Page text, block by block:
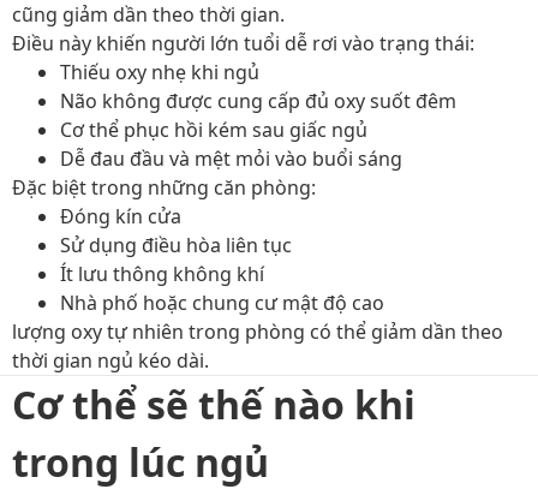
cũng giảm dần theo thời gian.
Điều này khiến người lớn tuổi dễ rơi vào trạng thái:
Thiếu oxy nhẹ khi ngủ
Não không được cung cấp đủ oxy suốt đêm
Cơ thể phục hồi kém sau giấc ngủ
Dễ đau đầu và mệt mỏi vào buổi sáng
Đặc biệt trong những căn phòng:
Đóng kín cửa
Sử dụng điều hòa liên tục
Ít lưu thông không khí
Nhà phố hoặc chung cư mật độ cao
lượng oxy tự nhiên trong phòng có thể giảm dần theo
thời gian ngủ kéo dài.
Cơ thể sẽ thế nào khi
trong lúc ngủ